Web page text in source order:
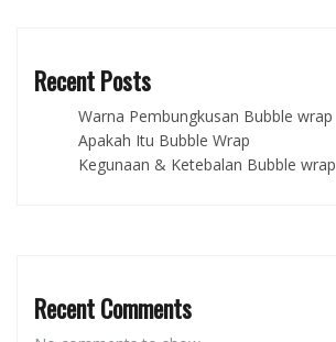
Recent Posts
Warna Pembungkusan Bubble wrap
Apakah Itu Bubble Wrap
Kegunaan & Ketebalan Bubble wrap
Recent Comments